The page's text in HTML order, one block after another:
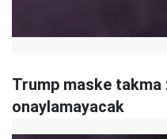
Trump maske takma
onaylamayacak